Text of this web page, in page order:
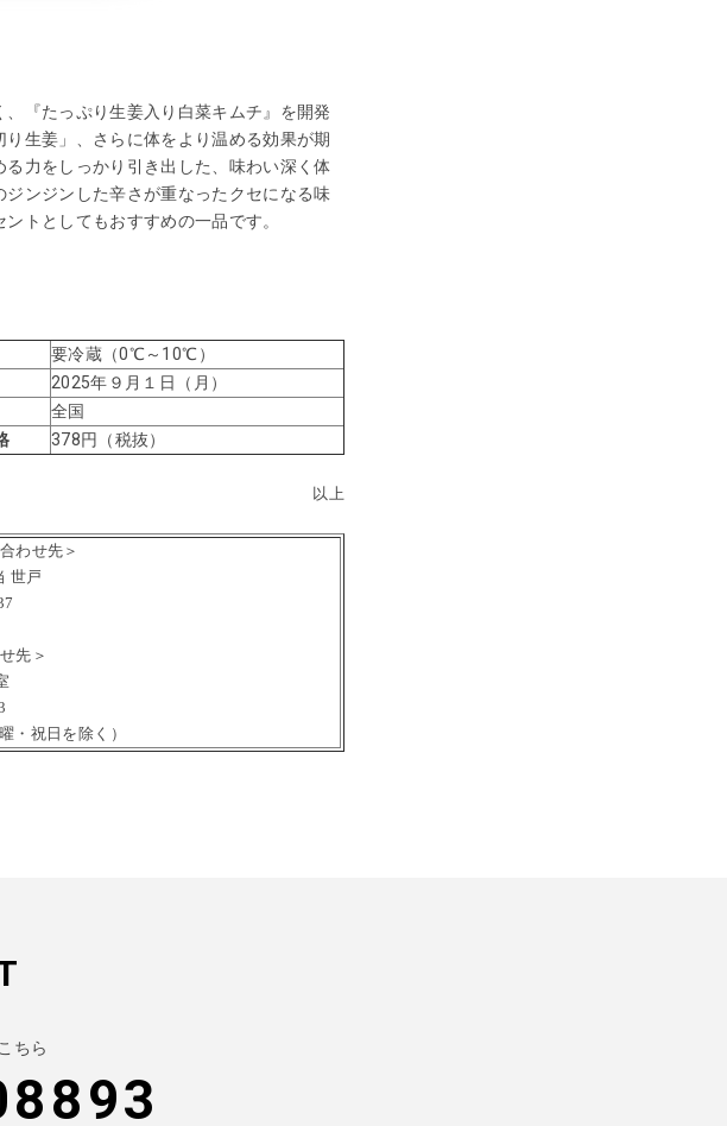
『たっぷり生姜入り白菜キムチ』を開発
生姜」、さらに体をより温める効果が期
力をしっかり引き出した、味わい深く体
ンジンした辛さが重なったクセになる味
トとしてもおすすめの一品です。
要冷蔵（0℃～ 10℃）
2025年９月１日（月）
全国
378円（税抜）
以上
わせ先＞
当 世戸
先＞
相談室
・祝日を除く）
ちら